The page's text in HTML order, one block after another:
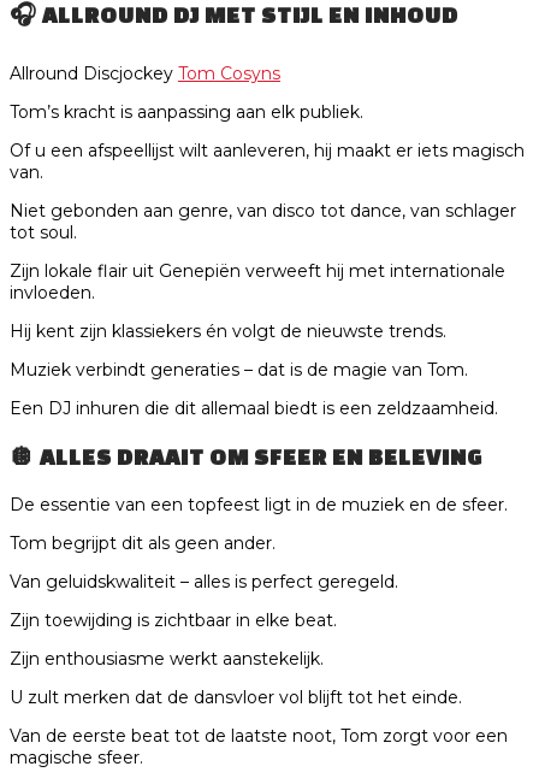
🎧 ALLROUND DJ MET STIJL EN INHOUD
Allround Discjockey Tom Cosyns
Tom’s kracht is aanpassing aan elk publiek.
Of u een afspeellijst wilt aanleveren, hij maakt er iets magisch
van.
Niet gebonden aan genre, van disco tot dance, van schlager
tot soul.
Zijn lokale flair uit Genepiën verweeft hij met internationale
invloeden.
Hij kent zijn klassiekers én volgt de nieuwste trends.
Muziek verbindt generaties – dat is de magie van Tom.
Een DJ inhuren die dit allemaal biedt is een zeldzaamheid.
🪩 ALLES DRAAIT OM SFEER EN BELEVING
De essentie van een topfeest ligt in de muziek en de sfeer.
Tom begrijpt dit als geen ander.
Van geluidskwaliteit – alles is perfect geregeld.
Zijn toewijding is zichtbaar in elke beat.
Zijn enthousiasme werkt aanstekelijk.
U zult merken dat de dansvloer vol blijft tot het einde.
Van de eerste beat tot de laatste noot, Tom zorgt voor een
magische sfeer.